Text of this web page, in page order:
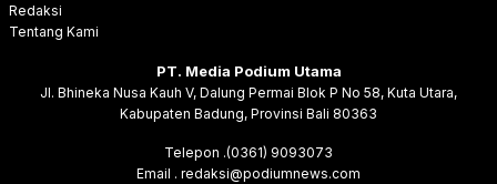
Redaksi
Tentang Kami
PT. Media Podium Utama
Jl. Bhineka Nusa Kauh V, Dalung Permai Blok P No 58, Kuta Utara,
Kabupaten Badung, Provinsi Bali 80363
Telepon .(0361) 9093073
Email . redaksi@podiumnews.com